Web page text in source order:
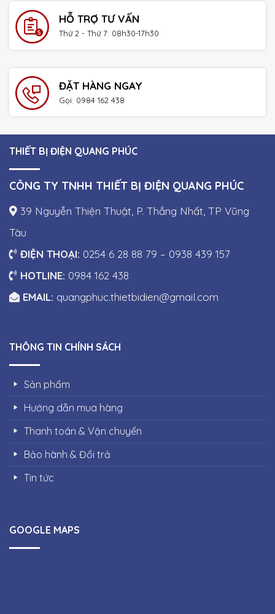
HỖ TRỢ TƯ VẤN
Thứ 2 - Thứ 7: 08h30-17h30
ĐẶT HÀNG NGAY
Gọi: 0984 162 438
THIẾT BỊ ĐIỆN QUANG PHÚC
CÔNG TY TNHH THIẾT BỊ ĐIỆN QUANG PHÚC
39 Nguyễn Thiện Thuật, P. Thắng Nhất, TP Vũng
Tàu
ĐIỆN THOẠI: 0254 6 28 88 79 – 0938 439 157
HOTLINE: 0984 162 438
EMAIL: quangphuc.thietbidien@gmail.com
THÔNG TIN CHÍNH SÁCH
Sản phẩm
Hướng dẫn mua hàng
Thanh toán & Vận chuyển
Bảo hành & Đổi trả
Tin tức
GOOGLE MAPS